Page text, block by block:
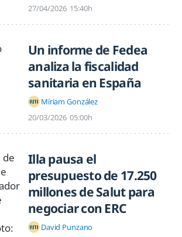
27/04/2026 15:40h
Un informe de Fedea
analiza la fiscalidad
sanitaria en España
Míriam González
20/03/2026 05:00h
Illa pausa el
presupuesto de 17.250
millones de Salut para
negociar con ERC
David Punzano